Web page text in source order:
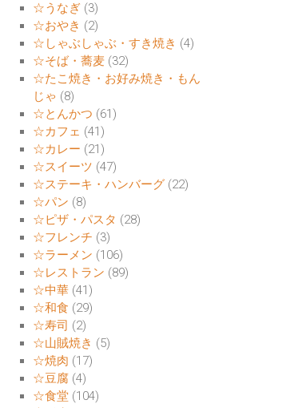
☆うなぎ (3)
☆おやき (2)
☆しゃぶしゃぶ・すき焼き (4)
☆そば・蕎麦 (32)
☆たこ焼き・お好み焼き・もん
じゃ (8)
☆とんかつ (61)
☆カフェ (41)
☆カレー (21)
☆スイーツ (47)
☆ステーキ・ハンバーグ (22)
☆パン (8)
☆ピザ・パスタ (28)
☆フレンチ (3)
☆ラーメン (106)
☆レストラン (89)
☆中華 (41)
☆和食 (29)
☆寿司 (2)
☆山賊焼き (5)
☆焼肉 (17)
☆豆腐 (4)
☆食堂 (104)